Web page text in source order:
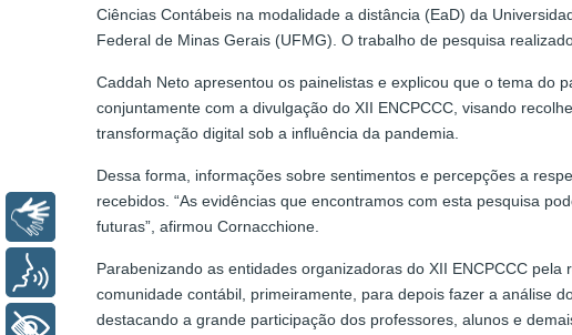
Ciências Contábeis na modalidade a distância (EaD) da
Federal de Minas Gerais (UFMG). O trabalho de pesquisa
Caddah Neto apresentou os painelistas e explicou que o tema do
conjuntamente com a divulgação do XII ENCPCCC, visando
transformação digital sob a influência da pandemia.
Dessa forma, informações sobre sentimentos e percepções a
recebidos. “As evidências que encontramos com esta pesquisa
futuras”, afirmou Cornacchione.
Parabenizando as entidades organizadoras do XII ENCPCCC
comunidade contábil, primeiramente, para depois fazer a análise
destacando a grande participação dos professores, alunos e
Libras
Voz
+ Acessibilidade